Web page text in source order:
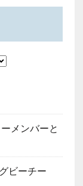
メンバーと
ビーチー